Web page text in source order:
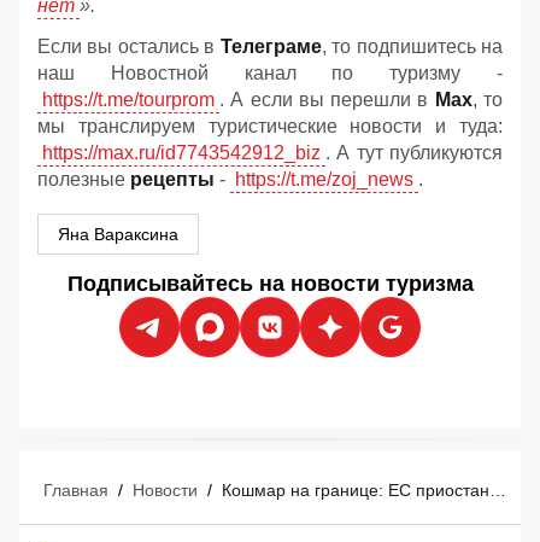
нет ».
Если вы остались в Телеграме, то подпишитесь на
наш Новостной канал по туризму -
https://t.me/tourprom . А если вы перешли в Мах, то
мы транслируем туристические новости и туда:
https://max.ru/id7743542912_biz . А тут публикуются
полезные рецепты - https://t.me/zoj_news .
Яна Вараксина
Подписывайтесь на новости туризма
Главная / Новости /